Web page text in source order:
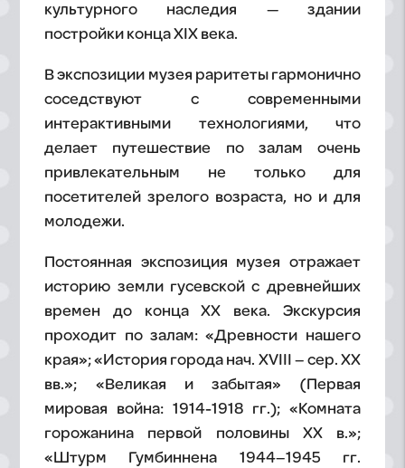
культурного наследия — здании
постройки конца XIX века.
В экспозиции музея раритеты гармонично
соседствуют с современными
интерактивными технологиями, что
делает путешествие по залам очень
привлекательным не только для
посетителей зрелого возраста, но и для
молодежи.
Постоянная экспозиция музея отражает
историю земли гусевской с древнейших
времен до конца ХХ века. Экскурсия
проходит по залам: «Древности нашего
края»; «История города нач. XVIII – сер. XX
вв.»; «Великая и забытая» (Первая
мировая война: 1914-1918 гг.); «Комната
горожанина первой половины XX в.»;
«Штурм Гумбиннена 1944–1945 гг.